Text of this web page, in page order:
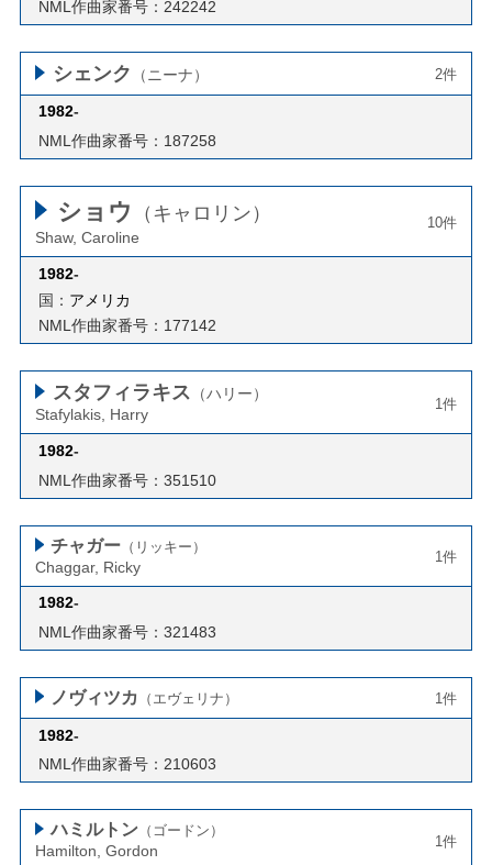
NML作曲家番号：242242
シェンク （ニーナ） 2件
1982-
NML作曲家番号：187258
ショウ （キャロリン）
Shaw, Caroline
10件
1982-
国： アメリカ
NML作曲家番号：177142
スタフィラキス （ハリー）
Stafylakis, Harry
1件
1982-
NML作曲家番号：351510
チャガー （リッキー）
Chaggar, Ricky
1件
1982-
NML作曲家番号：321483
ノヴィツカ （エヴェリナ） 1件
1982-
NML作曲家番号：210603
ハミルトン （ゴードン）
Hamilton, Gordon
1件